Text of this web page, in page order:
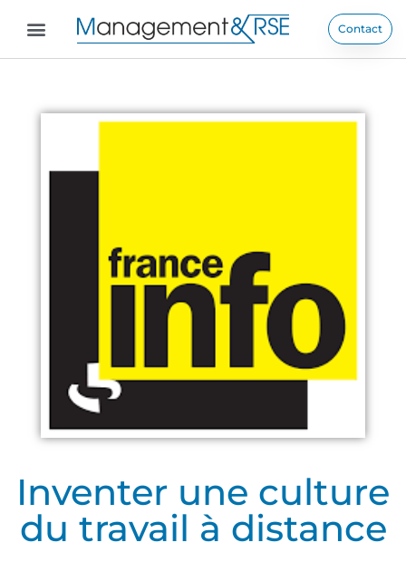
Contact
Inventer une culture
du travail à distance